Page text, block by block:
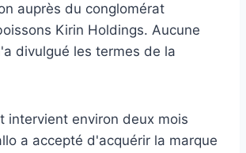
auprès du conglomérat
Kirin Holdings. Aucune
divulgué les termes de la
intervient environ deux mois
a accepté d'acquérir la marque